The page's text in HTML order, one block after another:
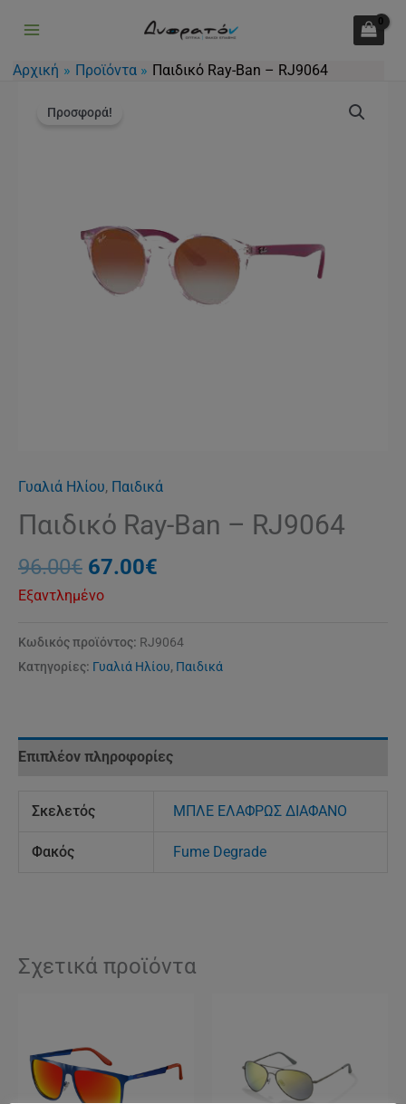
περιεχόμενο
Αρχική Προϊόντα Παιδικό Ray-Ban – RJ9064
Προσφορά!
Γυαλιά Ηλίου, Παιδικά
Παιδικό Ray-Ban – RJ9064
96.00€
price
67.00€
Εξαντλημένο
Κωδικός προϊόντος: RJ9064
Κατηγορίες: Γυαλιά Ηλίου, Παιδικά
Επιπλέον πληροφορίες
Σκελετός ΜΠΛΕ ΕΛΑΦΡΩΣ ΔΙΑΦΑΝΟ
Φακός Fume Degrade
Σχετικά προϊόντα